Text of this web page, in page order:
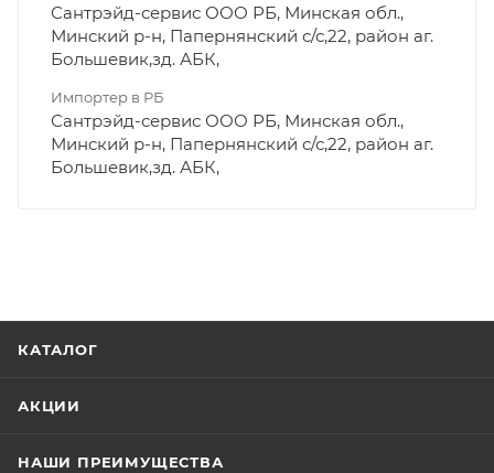
Сантрэйд-сервис ООО РБ, Минская обл.,
Минский р-н, Папернянский с/с,22, район аг.
Большевик,зд. АБК,
Импортер в РБ
Сантрэйд-сервис ООО РБ, Минская обл.,
Минский р-н, Папернянский с/с,22, район аг.
Большевик,зд. АБК,
КАТАЛОГ
АКЦИИ
НАШИ ПРЕИМУЩЕСТВА